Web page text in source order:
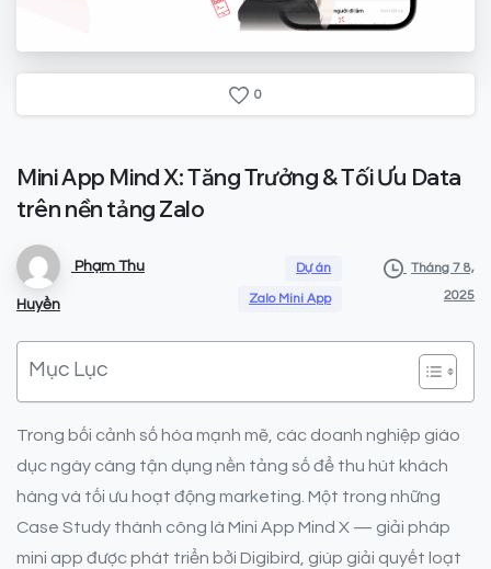
0
MiniApp MindX:TăngTrưởng&TốiƯu Data
trênnềntảngZalo
Phạm Thu
Huyền
Dự án
Zalo Mini App
Tháng 7 8,
2025
Mục Lục
Trong bối cảnh số hóa mạnh mẽ, các doanh nghiệp giáo
dục ngày càng tận dụng nền tảng số để thu hút khách
hàng và tối ưu hoạt động marketing. Một trong những
Case Study thành công là Mini App Mind X — giải pháp
mini app được phát triển bởi Digibird, giúp giải quyết loạt